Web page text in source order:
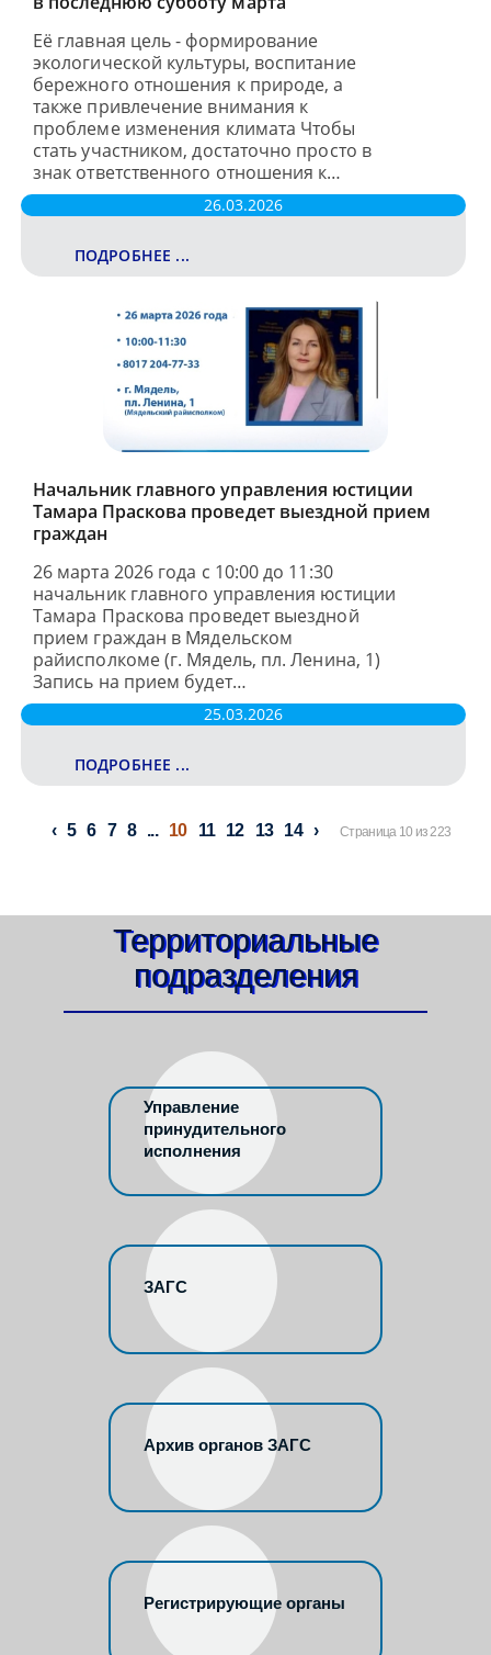
Её главная цель - формирование
экологической культуры, воспитание
бережного отношения к природе, а
также привлечение внимания к
проблеме изменения климата Чтобы
стать участником, достаточно просто в
знак ответственного отношения к…
26.03.2026
ПОДРОБНЕЕ ...
Начальник главного управления юстиции
Тамара Праскова проведет выездной прием
граждан
26 марта 2026 года с 10:00 до 11:30
начальник главного управления юстиции
Тамара Праскова проведет выездной
прием граждан в Мядельском
райисполкоме (г. Мядель, пл. Ленина, 1)
Запись на прием будет…
25.03.2026
ПОДРОБНЕЕ ...
5 6 7 8 ... 10 11 12 13 14 Страница 10 из 223
Территориальные
подразделения
Управление
принудительного
исполнения
ЗАГС
Архив органов ЗАГС
Регистрирующие органы